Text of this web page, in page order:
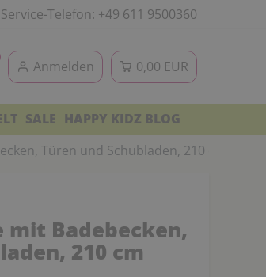
Service-Telefon: +49 611 9500360
Anmelden 0,00 EUR
SALE HAPPY KIDZ BLOG
Türen und Schubladen, 210 cm breit
Badebecken,
210 cm